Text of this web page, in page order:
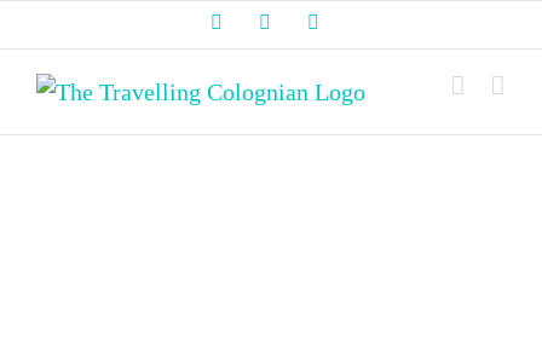
Inhalt
springen
FacebookInstagram